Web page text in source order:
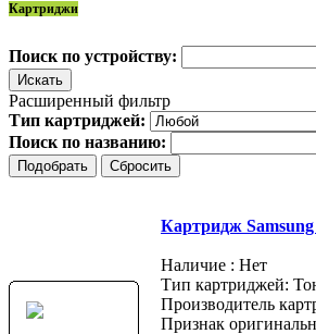
Картриджи
Поиск по устройству:
Расширенный фильтр
Тип картриджей:
Поиск по названию:
Картридж
Наличие : Нет
Тип картриджей:
Производитель
Признак